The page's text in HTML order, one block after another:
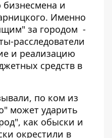
бизнесмена и
Именно
за городом -
расследователи
и реализацию
средств в
по ком из
может ударить
как обыски и
окрестили в